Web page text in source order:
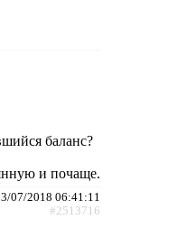
баланс?
и почаще.
07/2018 06:41:11
#2513716